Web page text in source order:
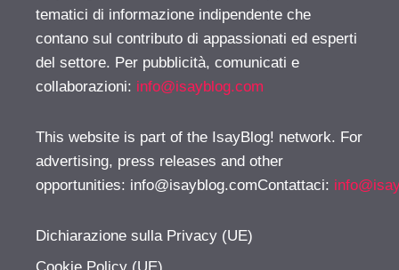
tematici di informazione indipendente che
contano sul contributo di appassionati ed esperti
del settore. Per pubblicità, comunicati e
collaborazioni: info@isayblog.com
This website is part of the IsayBlog! network. For
advertising, press releases and other
opportunities: info@isayblog.comContattaci:
Dichiarazione sulla Privacy (UE)